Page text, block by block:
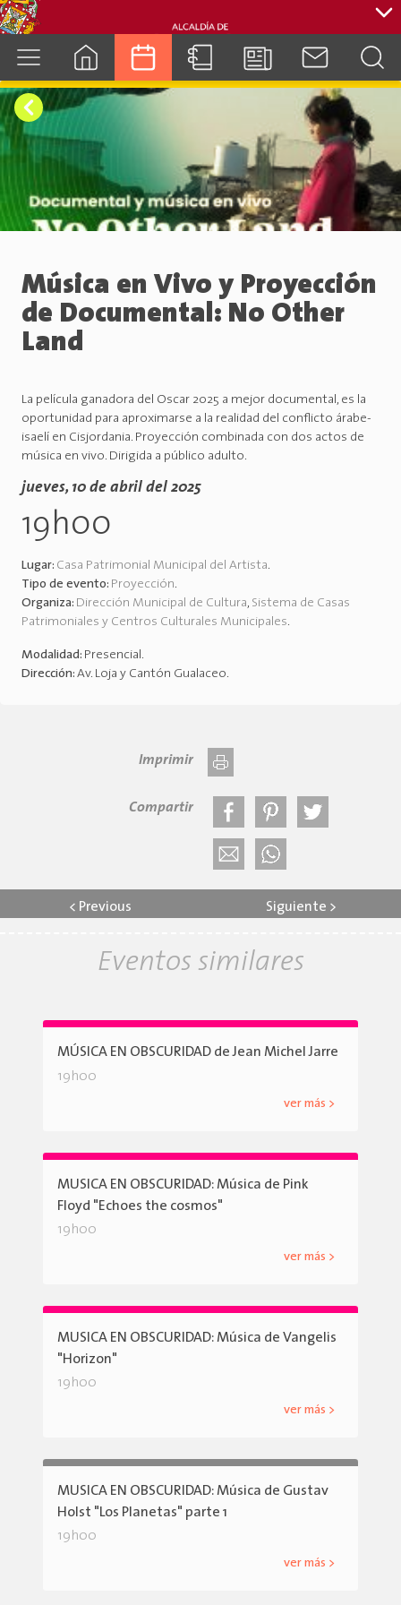
Música en Vivo y Proyección
de Documental: No Other
Land
La película ganadora del Oscar 2025 a mejor documental, es la
oportunidad para aproximarse a la realidad del conflicto árabe-
isaelí en Cisjordania. Proyección combinada con dos actos de
música en vivo. Dirigida a público adulto.
jueves, 10 de abril del 2025
19h00
Lugar: Casa Patrimonial Municipal del Artista.
Tipo de evento: Proyección.
Organiza: Dirección Municipal de Cultura, Sistema de Casas
Patrimoniales y Centros Culturales Municipales.
Modalidad: Presencial.
Dirección: Av. Loja y Cantón Gualaceo.
Imprimir
Compartir
< Previous Siguiente >
Eventos similares
MÚSICA EN OBSCURIDAD de Jean Michel Jarre
19h00
ver más >
MUSICA EN OBSCURIDAD: Música de Pink
Floyd "Echoes the cosmos"
19h00
ver más >
MUSICA EN OBSCURIDAD: Música de Vangelis
"Horizon"
19h00
ver más >
MUSICA EN OBSCURIDAD: Música de Gustav
Holst "Los Planetas" parte 1
19h00
ver más >